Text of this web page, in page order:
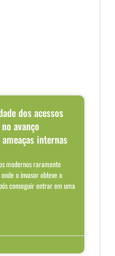
dos acessos
avanço
internas
modernos raramente
o invasor obteve o
conseguir entrar em uma